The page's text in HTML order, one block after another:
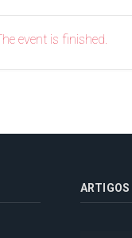
event is finished.
ARTIGOS